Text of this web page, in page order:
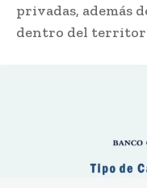
privadas, además
dentro del